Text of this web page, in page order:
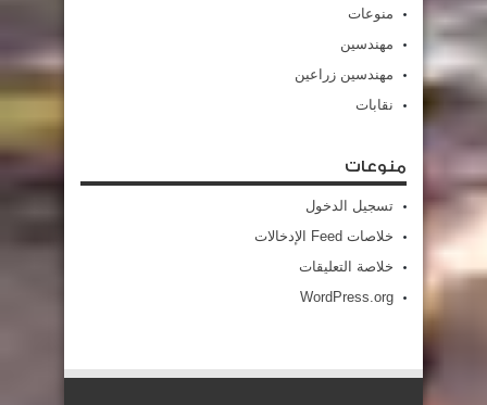
منوعات
مهندسين
مهندسين زراعين
نقابات
منوعات
تسجيل الدخول
خلاصات Feed الإدخالات
خلاصة التعليقات
WordPress.org